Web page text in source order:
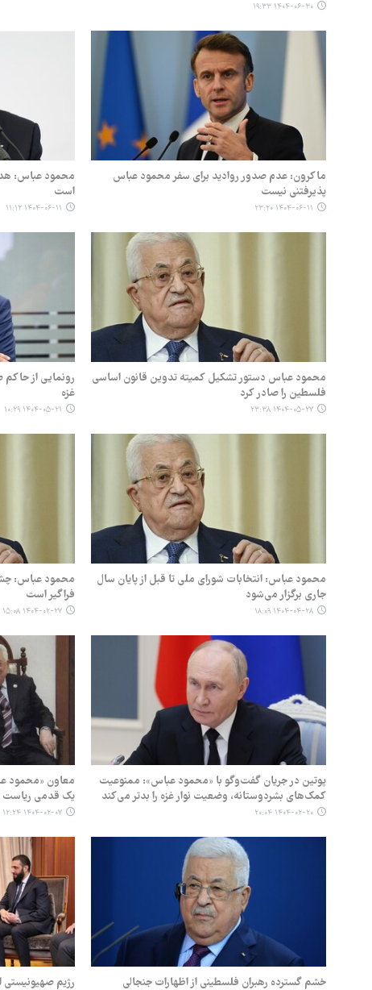
۱۴۰۴-۰۶-۳۰ ۱۹:۳۳
ماکرون: عدم صدور روادید برای سفر محمود عباس
پذیرفتنی نیست
۱۴۰۴-۰۶-۱۱ ۲۳:۲۰
محمود عباس:
است
۱۴۰۴-۰۶-۱۱ ۱۱:۱۲
محمود عباس دستور تشکیل کمیته‌ تدوین قانون اساسی
فلسطین را صادر کرد
۱۴۰۴-۰۵-۲۷ ۲۳:۳۸
رونمایی از حاکم
غزه
۱۴۰۴-۰۵-۲۱ ۱۰:۲۹
محمود عباس: انتخابات شورای ملی تا قبل از پایان سال
جاری برگزار می‌شود
۱۴۰۴-۰۴-۲۸ ۱۸:۰۹
محمود عباس:
فراگیر است
۱۴۰۴-۰۲-۲۷ ۱۵:۰۸
پوتین در جریان گفت‌وگو با «محمود عباس»: ممنوعیت
کمک‌های بشردوستانه، وضعیت نوار غزه را بدتر می‌کند
۱۴۰۴-۰۲-۲۰ ۲۰:۰۴
معاون «محمود
یک قدمی ریاست
۱۴۰۴-۰۲-۰۷ ۱۲:۲۴
خشم گسترده رهبران فلسطینی از اظهارات جنجالی
رژیم